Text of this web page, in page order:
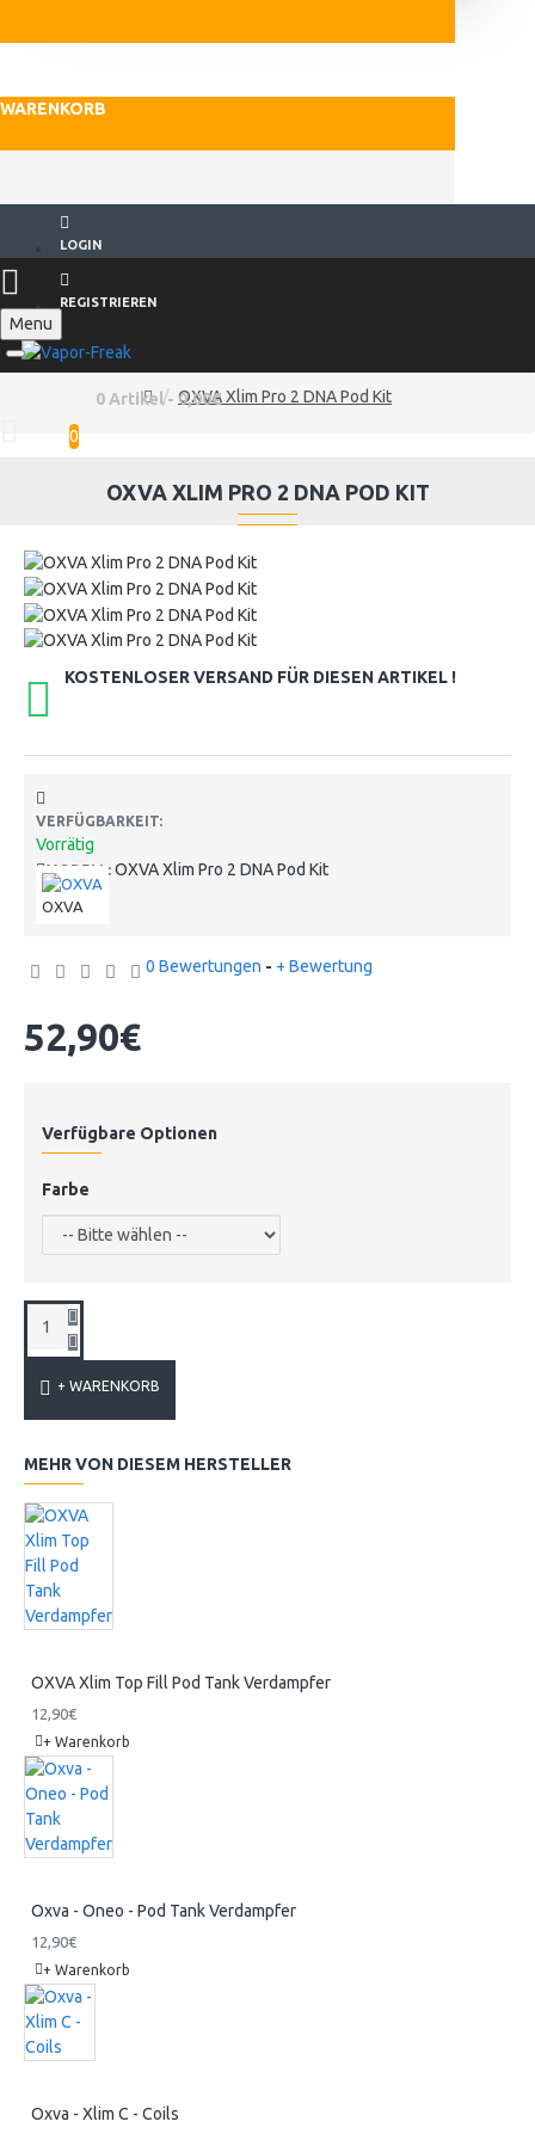
WARENKORB
LOGIN
REGISTRIEREN
Menu
0 Artikel - 0,00€
0
OXVA Xlim Pro 2 DNA Pod Kit
OXVA XLIM PRO 2 DNA POD KIT
KOSTENLOSER VERSAND FÜR DIESEN ARTIKEL !
VERFÜGBARKEIT:
Vorrätig
MODELL: OXVA Xlim Pro 2 DNA Pod Kit
OXVA
0 Bewertungen - + Bewertung
52,90€
Verfügbare Optionen
Farbe
+ WARENKORB
MEHR VON DIESEM HERSTELLER
OXVA Xlim Top Fill Pod Tank Verdampfer
12,90€
+ Warenkorb
Oxva - Oneo - Pod Tank Verdampfer
12,90€
+ Warenkorb
Oxva - Xlim C - Coils